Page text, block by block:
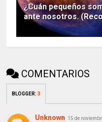
¿Cuán pequeños
ante nosotros.
COMENTARIOS
BLOGGER:3
Unknown 15 de